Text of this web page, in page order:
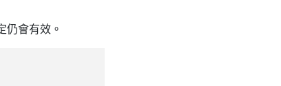
仍會有效。